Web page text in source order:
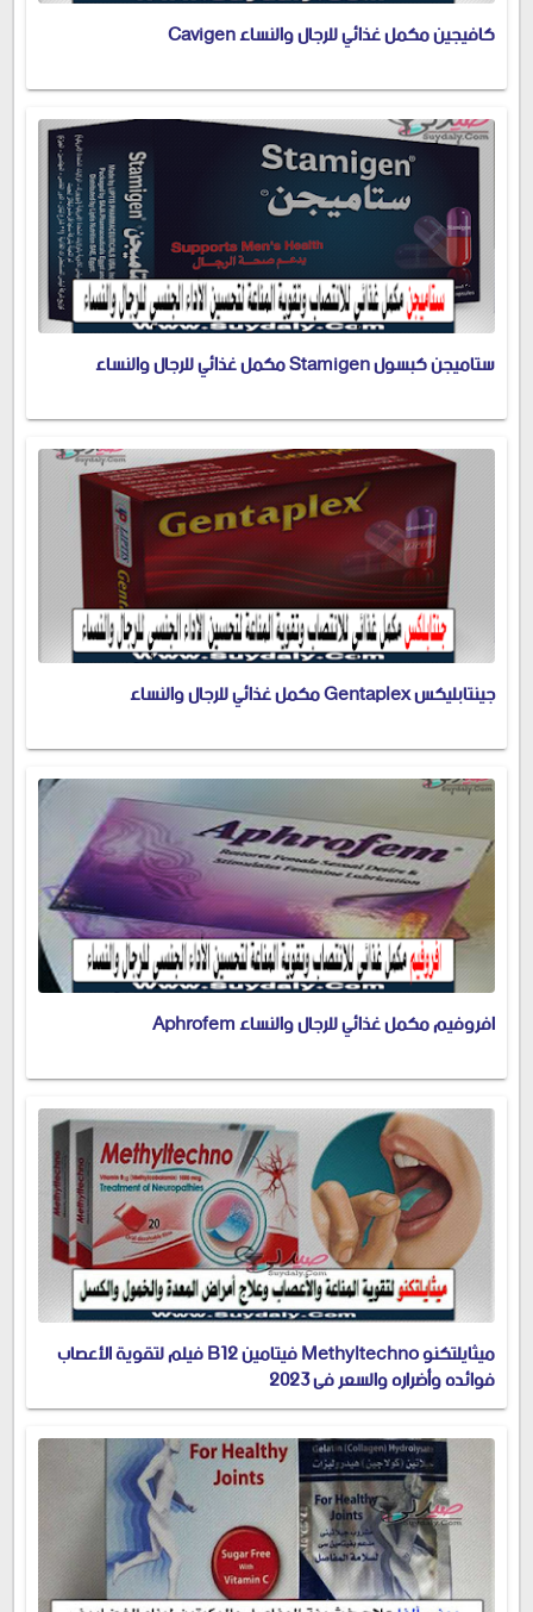
كافيجين مكمل غذائي للرجال والنساء Cavigen
ستاميجن كبسول Stamigen مكمل غذائي للرجال والنساء
جينتابليكس Gentaplex مكمل غذائي للرجال والنساء
افروفيم مكمل غذائي للرجال والنساء Aphrofem
ميثايلتكنو Methyltechno فيتامين B12 فيلم لتقوية الأعصاب
فوائده وأضراره والسعر في 2023